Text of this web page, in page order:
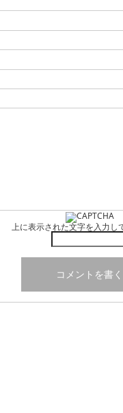
上に表示された文字を入力し